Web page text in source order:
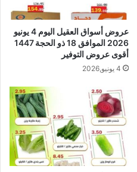
عروض أسواق العقيل اليوم 4 يونيو
2026 الموافق 18 ذو الحجة 1447
أقوى عروض التوفير
4 يونيو,2026